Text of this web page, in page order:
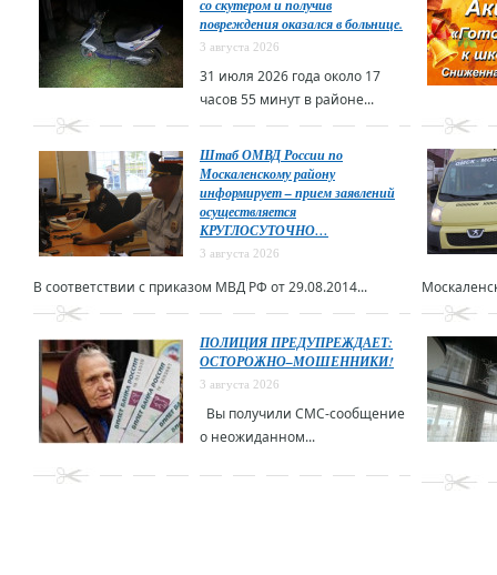
со скутером и получив
повреждения оказался в больнице.
3 августа 2026
31 июля 2026 года около 17
часов 55 минут в районе...
Штаб ОМВД России по
Москаленскому району
информирует – прием заявлений
осуществляется
КРУГЛОСУТОЧНО…
3 августа 2026
В соответствии с приказом МВД РФ от 29.08.2014...
ПОЛИЦИЯ ПРЕДУПРЕЖДАЕТ:
ОСТОРОЖНО–МОШЕННИКИ!
3 августа 2026
Вы получили СМС-сообщение
о неожиданном...